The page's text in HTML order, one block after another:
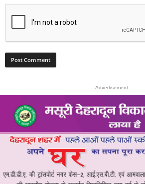
- Advertisement -